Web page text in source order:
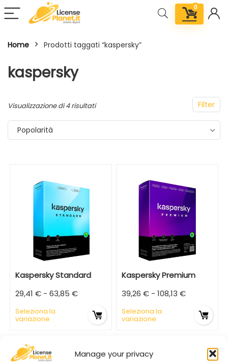
Manage your privacy
0
Home Prodotti taggati “kaspersky”
kaspersky
Filter
Visualizzazione di 4 risultati
Popolarità
Kaspersky Standard
29,41€ - 63,85€
Seleziona la
variazione
Kaspersky Premium
39,26€ - 108,13€
Seleziona la
variazione